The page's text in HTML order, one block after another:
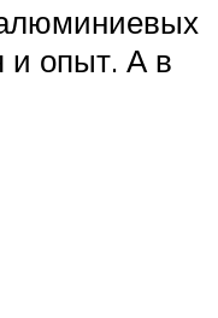
и опыт. А в